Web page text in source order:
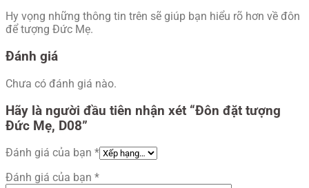
Hy vọng những thông tin trên sẽ giúp bạn hiểu rõ hơn về đôn
để tượng Đức Mẹ.
Đánh giá
Chưa có đánh giá nào.
Hãy là người đầu tiên nhận xét “Đôn đặt tượng
Đức Mẹ, D08”
Đánh giá của bạn *
Đánh giá của bạn *